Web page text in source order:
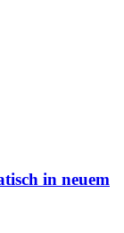
in neuem